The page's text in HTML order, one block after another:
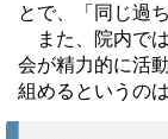
とで、「同じ過
また、院内で
会が精力的に活
組めるというの